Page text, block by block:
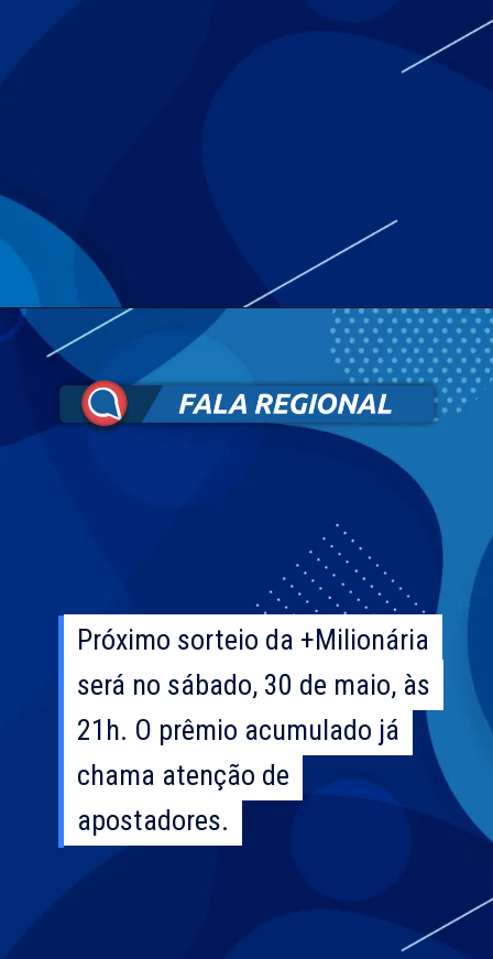
Próximo sorteio da +Milionária
será no sábado, 30 de maio, às
21h. O prêmio acumulado já
chama atenção de
apostadores.
Próximo sorteio da +Milionária
será no sábado, 30 de maio, às
21h. O prêmio acumulado já
chama atenção de
apostadores.